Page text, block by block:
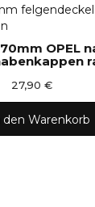
OPEL
27,90 €
den Warenkorb